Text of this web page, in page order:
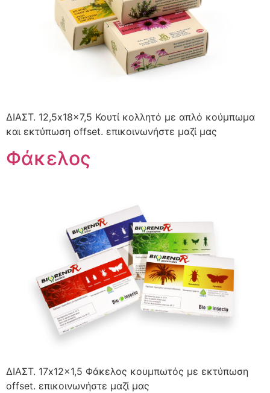
ΔΙΑΣΤ. 12,5x18x7,5 Κουτί κολλητό με απλό κούμπωμα
και εκτύπωση offset. επικοινωνήστε μαζί μας
Φάκελος
ΔΙΑΣΤ. 17x12x1,5 Φάκελος κουμπωτός με εκτύπωση
offset. επικοινωνήστε μαζί μας